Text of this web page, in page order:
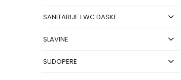
SANITARIJE I WC DASKE
SLAVINE
SUDOPERE